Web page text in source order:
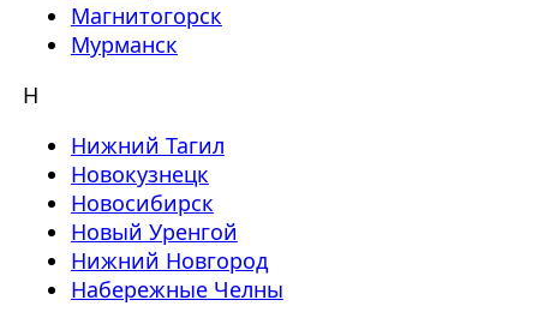
Магнитогорск
Мурманск
Н
Нижний Тагил
Новокузнецк
Новосибирск
Новый Уренгой
Нижний Новгород
Набережные Челны